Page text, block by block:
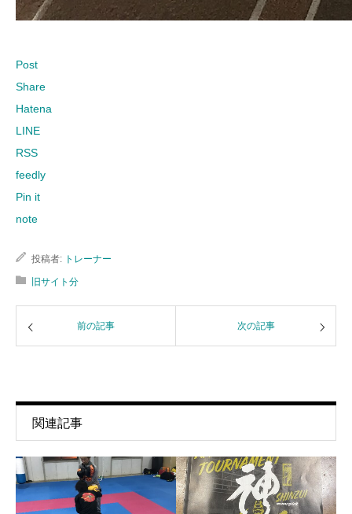
Post
Share
Hatena
LINE
RSS
feedly
Pin it
note
投稿者: トレーナー
旧サイト分
前の記事 次の記事
関連記事